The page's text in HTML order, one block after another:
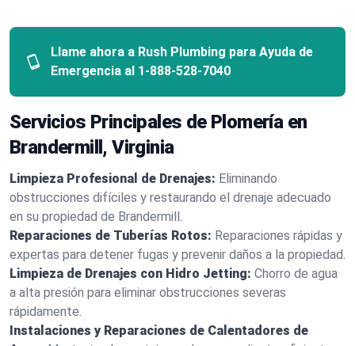
Llame ahora a Rush Plumbing para Ayuda de
Emergencia al 1-888-528-7040
Servicios Principales de Plomería en
Brandermill, Virginia
Limpieza Profesional de Drenajes: Eliminando
obstrucciones difíciles y restaurando el drenaje adecuado
en su propiedad de Brandermill.
Reparaciones de Tuberías Rotos: Reparaciones rápidas y
expertas para detener fugas y prevenir daños a la propiedad.
Limpieza de Drenajes con Hidro Jetting: Chorro de agua
a alta presión para eliminar obstrucciones severas
rápidamente.
Instalaciones y Reparaciones de Calentadores de